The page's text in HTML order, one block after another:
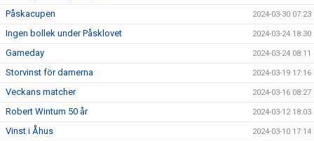
Påskacupen 2024-03-30 07:23
Ingen bollek under Påsklovet 2024-03-24 18:30
Gameday 2024-03-24 08:11
Storvinst för damerna 2024-03-19 17:16
Veckans matcher 2024-03-16 08:27
Robert Wintum 50 år 2024-03-12 18:03
Vinst i Åhus 2024-03-10 17:14